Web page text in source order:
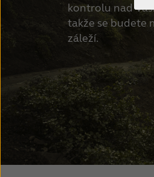
kontrolu nad
takže se budete
záleží.